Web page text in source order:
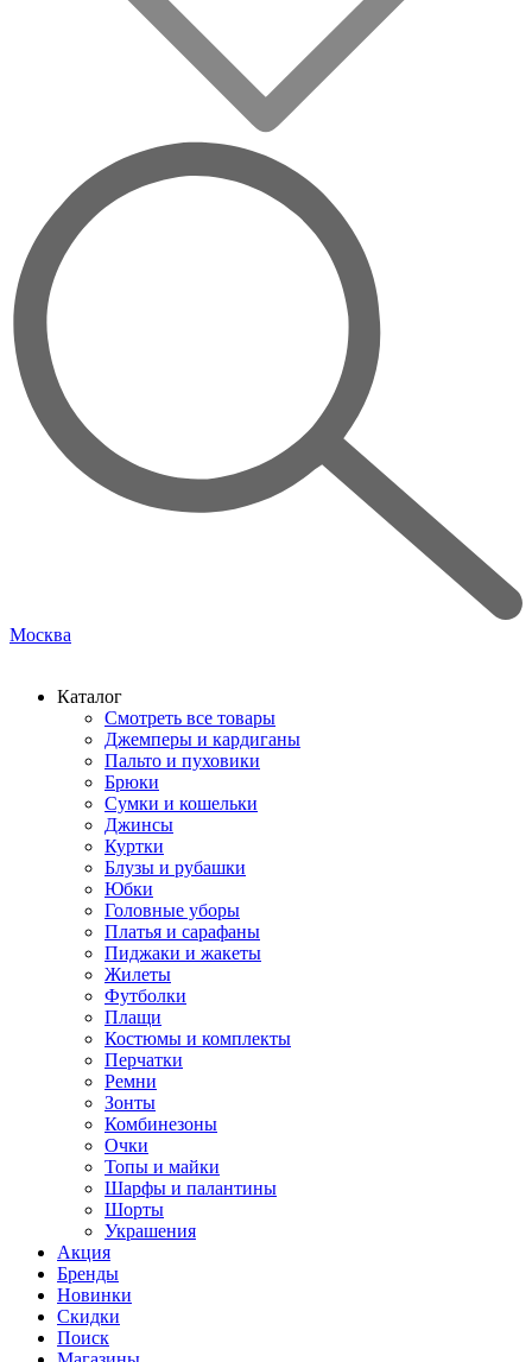
Москва
Каталог
Смотреть все товары
Джемперы и кардиганы
Пальто и пуховики
Брюки
Сумки и кошельки
Джинсы
Куртки
Блузы и рубашки
Юбки
Головные уборы
Платья и сарафаны
Пиджаки и жакеты
Жилеты
Футболки
Плащи
Костюмы и комплекты
Перчатки
Ремни
Зонты
Комбинезоны
Очки
Топы и майки
Шарфы и палантины
Шорты
Украшения
Акция
Бренды
Новинки
Скидки
Поиск